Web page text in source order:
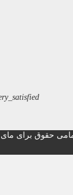
حقوق برای